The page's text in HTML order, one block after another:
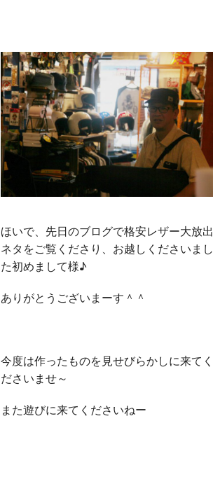
ほいで、先日のブログで格安レザー大放出
ネタをご覧くださり、お越しくださいまし
た初めまして様♪
ありがとうございまーす＾＾
今度は作ったものを見せびらかしに来てく
ださいませ～
また遊びに来てくださいねー